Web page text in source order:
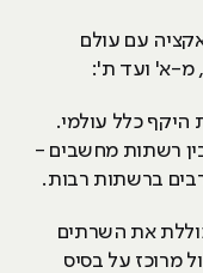
עם עולם
מ-א' ועד ת':
כלל עולמי.
רשתות מחשבים -
ברשתות רבות.
את השרתים
מרוכז על בסיס